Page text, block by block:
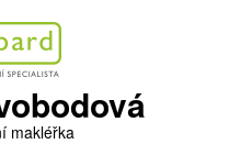
makléřka